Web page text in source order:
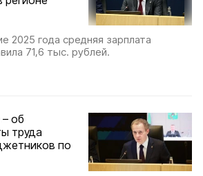
2025 года средняя зарплата
71,6 тыс. рублей.
об
труда
по